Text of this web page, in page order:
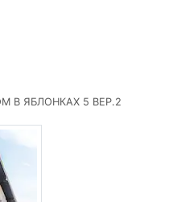
В ЯБЛОНКАХ 5 ВЕР.2